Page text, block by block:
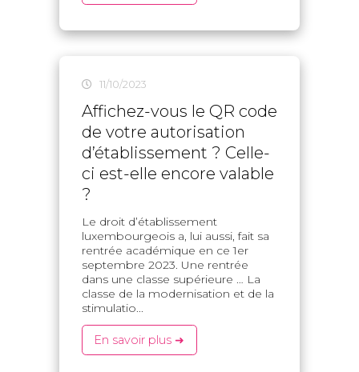
11/10/2023
Affichez-vous le QR code
de votre autorisation
d’établissement ? Celle-
ci est-elle encore valable
?
Le droit d’établissement
luxembourgeois a, lui aussi, fait sa
rentrée académique en ce 1er
septembre 2023. Une rentrée
dans une classe supérieure … La
classe de la modernisation et de la
stimulatio...
En savoir plus ➜